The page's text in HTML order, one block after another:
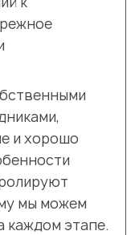
и хорошо
мы можем
каждом этапе.